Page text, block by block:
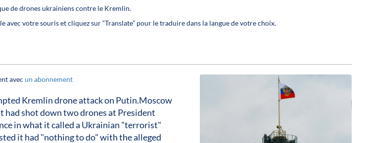
de drones ukrainiens contre le Kremlin.
avec votre souris et cliquez sur “Translate” pour le traduire dans la langue de votre choix.
avecun abonnement
Kremlin drone attack on Putin.Moscow
had shot down two drones at President
in what it called a Ukrainian "terrorist"
it had "nothing to do" with the alleged